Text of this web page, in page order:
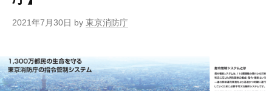
2021年7月30日 by 東京消防庁